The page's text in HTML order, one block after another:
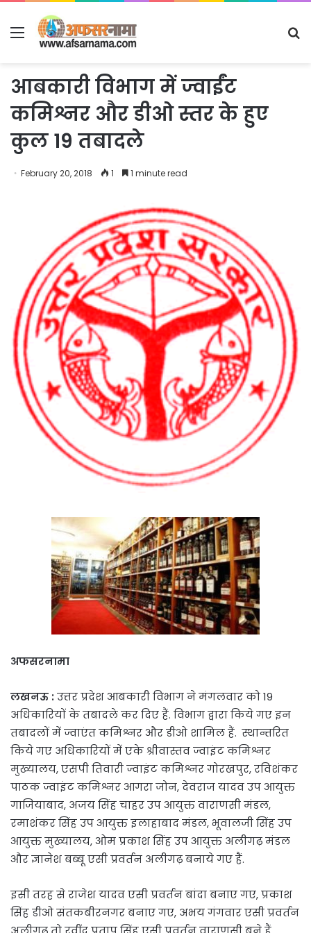
Menu
आबकारी विभाग में ज्वाईंट
कमिश्नर और डीओ स्तर के हुए
कुल 19 तबादले
February 20, 2018 1 1 minute read
अफसरनामा
लखनऊ : उत्तर प्रदेश आबकारी विभाग ने मंगलवार को 19
अधिकारियों के तबादले कर दिए हैं. विभाग द्वारा किये गए इन
तबादलों में ज्वाएंत कमिश्नर और डीओ शामिल हैं. स्थान्तरित
किये गए अधिकारियों में एके श्रीवास्तव ज्वाइंट कमिश्नर
मुख्यालय, एसपी तिवारी ज्वाइंट कमिश्नर गोरखपुर, रविशंकर
पाठक ज्वाइंट कमिश्नर आगरा जोन, देवराज यादव उप आयुक्त
गाजियाबाद, अजय सिंह चाहर उप आयुक्त वाराणसी मंडल,
रमाशंकर सिंह उप आयुक्त इलाहाबाद मंडल, भूवालजी सिंह उप
आयुक्त मुख्यालय, ओम प्रकाश सिंह उप आयुक्त अलीगढ़ मंडल
और ज्ञानेश बब्बू एसी प्रवर्तन अलीगढ़ बनाये गए हैं.
इसी तरह से राजेश यादव एसी प्रवर्तन बांदा बनाए गए, प्रकाश
सिंह डीओ संतकबीरनगर बनाए गए, अभय गंगवार एसी प्रवर्तन